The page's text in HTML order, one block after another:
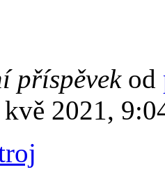
příspěvek od
2021,